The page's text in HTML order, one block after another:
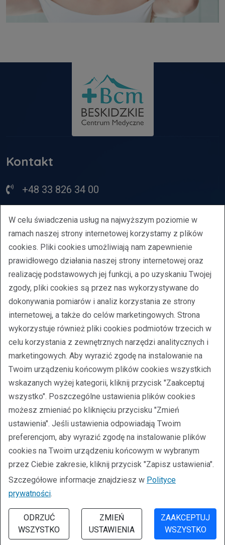
Kontakt
+48 33 826 34 00
bcm@bcm.bielsko.pl
ul. Młodzieżowa 21, Bielsko-Biała
Regulamin
Oświadczenie o dostępności
Polityka prywatności
O nas
NIP 547-176-16-75; REGON 070867859
Sąd Rejonowy w Bielsku-Białej
VIII Wydział Gospodarczy Krajowego
Rejestru Sądowego, nr KRS 0000021010
Kapitał zakładowy 1 000 000,00 zł
Inspektor Ochrony Danych:
Barbara Sośnicka-Pawińska
2026 Beskidzkie Centrum Medyczne
Wykonanie strony:
W celu świadczenia usług na najwyższym poziomie w
ramach naszej strony internetowej korzystamy z plików
cookies. Pliki cookies umożliwiają nam zapewnienie
prawidłowego działania naszej strony internetowej oraz
realizację podstawowych jej funkcji, a po uzyskaniu Twojej
zgody, pliki cookies są przez nas wykorzystywane do
dokonywania pomiarów i analiz korzystania ze strony
internetowej, a także do celów marketingowych. Strona
wykorzystuje również pliki cookies podmiotów trzecich w
celu korzystania z zewnętrznych narzędzi analitycznych i
marketingowych. Aby wyrazić zgodę na instalowanie na
Twoim urządzeniu końcowym plików cookies wszystkich
wskazanych wyżej kategorii, kliknij przycisk "Zaakceptuj
wszystko". Poszczególne ustawienia plików cookies
możesz zmieniać po kliknięciu przycisku "Zmień
ustawienia". Jeśli ustawienia odpowiadają Twoim
preferencjom, aby wyrazić zgodę na instalowanie plików
cookies na Twoim urządzeniu końcowym w wybranym
przez Ciebie zakresie, kliknij przycisk "Zapisz ustawienia".
Szczegółowe informacje znajdziesz w Polityce
prywatności.
ODRZUĆ
WSZYSTKO
ZMIEŃ
USTAWIENIA
ZAAKCEPTUJ
WSZYSTKO
Pokaż